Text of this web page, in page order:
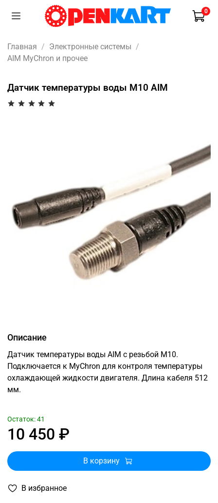
0
Главная
Электронные системы
AIM MyChron и прочее
Датчик температуры воды M10 AIM
В избранное
Описание
Датчик температуры воды AIM с резьбой M10.
Подключается к MyChron для контроля температуры
охлаждающей жидкости двигателя. Длина кабеля 512
мм.
10 450 ₽
Остаток: 41
В корзину